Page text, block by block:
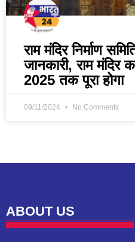
राम मंदिर निर्माण
जानकारी, राम मंदिर
2025 तक पूरा होगा
09/11/2024 No Comments
ABOUT US